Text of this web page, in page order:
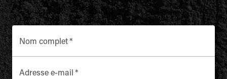
Nom complet*
Adresse e-mail *